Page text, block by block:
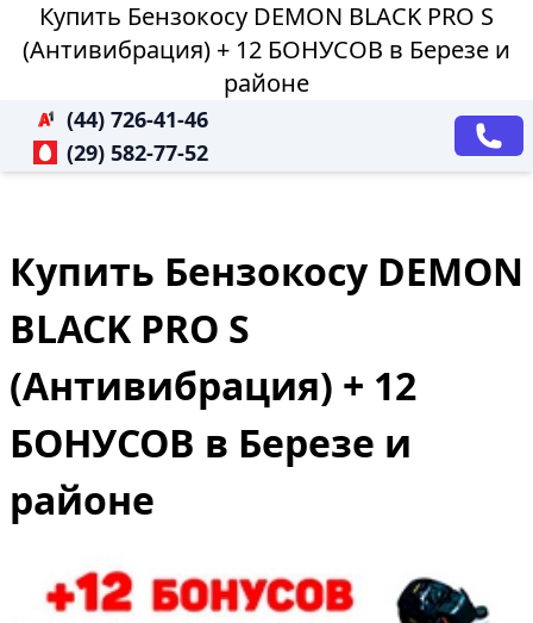
Купить Бензокосу DEMON BLACK PRO S
(Антивибрация) + 12 БОНУСОВ в Березе и
районе
(44) 726-41-46
(29) 582-77-52
Купить Бензокосу DEMON
BLACK PRO S
(Антивибрация) + 12
БОНУСОВ в Березе и
районе